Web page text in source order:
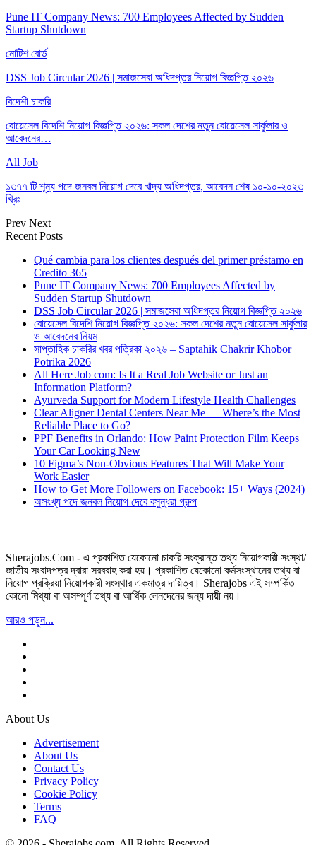
Pune IT Company News: 700 Employees Affected by Sudden
Startup Shutdown
নোটিশ বোর্ড
DSS Job Circular 2026 | সমাজসেবা অধিদপ্তর নিয়োগ বিজ্ঞপ্তি ২০২৬
বিদেশী চাকরি
বোয়েসেল বিদেশি নিয়োগ বিজ্ঞপ্তি ২০২৬: সকল দেশের নতুন বোয়েসেল সার্কুলার ও
আবেদনের…
All Job
১৩৭৭ টি শূন্য পদে জনবল নিয়োগ দেবে খাদ্য অধিদপ্তর, আবেদন শেষ ১০-১০-২০২৩
খ্রিঃ
Prev Next
Recent Posts
Qué cambia para los clientes después del primer préstamo en
Credito 365
Pune IT Company News: 700 Employees Affected by
Sudden Startup Shutdown
DSS Job Circular 2026 | সমাজসেবা অধিদপ্তর নিয়োগ বিজ্ঞপ্তি ২০২৬
বোয়েসেল বিদেশি নিয়োগ বিজ্ঞপ্তি ২০২৬: সকল দেশের নতুন বোয়েসেল সার্কুলার
ও আবেদনের নিয়ম
সাপ্তাহিক চাকরির খবর পত্রিকা ২০২৬ – Saptahik Chakrir Khobor
Potrika 2026
All Here Job com: Is It a Real Job Website or Just an
Information Platform?
Ayurveda Support for Modern Lifestyle Health Challenges
Clear Aligner Dental Centers Near Me — Where’s the Most
Reliable Place to Go?
PPF Benefits in Orlando: How Paint Protection Film Keeps
Your Car Looking New
10 Figma’s Non-Obvious Features That Will Make Your
Work Easier
How to Get More Followers on Facebook: 15+ Ways (2024)
অসংখ্য পদে জনবল নিয়োগ দেবে বসুন্ধরা গ্রুপ
Sherajobs.Com - এ প্রকাশিত যেকোনো চাকরি সংক্রান্ত তথ্য নিয়োগকারী সংস্থা/
জাতীয় সংবাদপত্র দ্বারা সরবরাহ করা হয়। প্রকাশিত যেকোনো কর্মসংস্থানের তথ্য বা
নিয়োগ প্রক্রিয়া নিয়োগকারী সংস্থার একমাত্র দায়িত্ব। Sherajobs এই সম্পর্কিত
কোনো মিথ্যা বা অসম্পূর্ণ তথ্য বা আর্থিক লেনদেনের জন্য দায়ী নয়।
আরও পড়ুন...
About Us
Advertisement
About Us
Contact Us
Privacy Policy
Cookie Policy
Terms
FAQ